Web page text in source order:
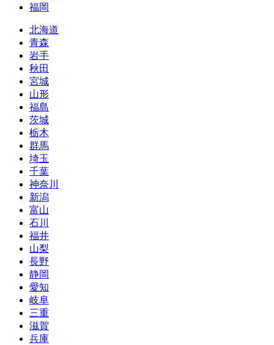
福岡
北海道
青森
岩手
秋田
宮城
山形
福島
茨城
栃木
群馬
埼玉
千葉
神奈川
新潟
富山
石川
福井
山梨
長野
静岡
愛知
岐阜
三重
滋賀
兵庫